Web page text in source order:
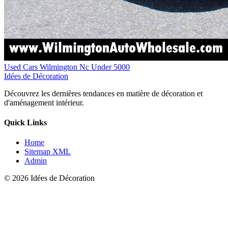
Used Cars Wilmington Nc Under 5000
Idées de Décoration
Découvrez les dernières tendances en matière de décoration et
d'aménagement intérieur.
Quick Links
Home
Sitemap XML
Admin
© 2026 Idées de Décoration